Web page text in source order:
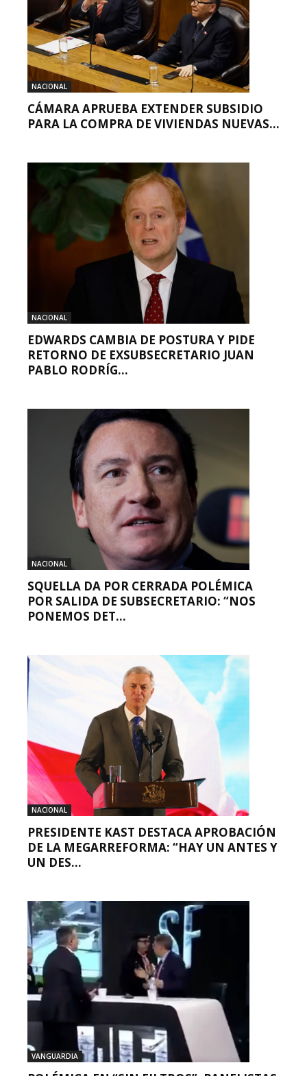
NACIONAL
CÁMARA APRUEBA EXTENDER SUBSIDIO
PARA LA COMPRA DE VIVIENDAS NUEVAS...
NACIONAL
EDWARDS CAMBIA DE POSTURA Y PIDE
RETORNO DE EXSUBSECRETARIO JUAN
PABLO RODRÍG...
NACIONAL
SQUELLA DA POR CERRADA POLÉMICA
POR SALIDA DE SUBSECRETARIO: “NOS
PONEMOS DET...
NACIONAL
PRESIDENTE KAST DESTACA APROBACIÓN
DE LA MEGARREFORMA: “HAY UN ANTES Y
UN DES...
VANGUARDIA